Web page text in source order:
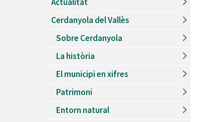
Recursos Humans
Del26/06/2026al30/08/2026
Patis oberts temporada d'estiu
Piscines d'estiu a Cerdanyola
Del01/06/2026al30/09/2026
Refugis climàtics a Cerdanyola
Jocs d'aigua del Parc Cordelles
Cerdanyola del Vallès
Sobre Cerdanyola
La història
El municipi en xifres
Patrimoni
Entorn natural